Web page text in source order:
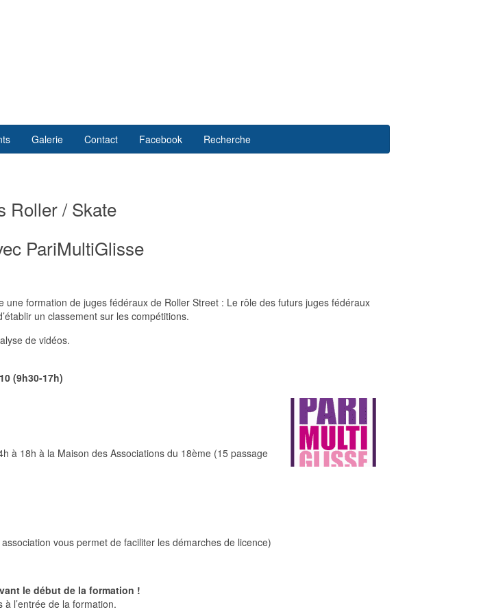
Galerie Contact Facebook Recherche
Roller / Skate
PariMultiGlisse
une formation de juges fédéraux de Roller Street : Le rôle des futurs juges fédéraux
un classement sur les compétitions.
de vidéos.
(9h30-17h)
à 18h à la Maison des Associations du 18ème (15 passage
vous permet de faciliter les démarches de licence)
le début de la formation !
l’entrée de la formation.